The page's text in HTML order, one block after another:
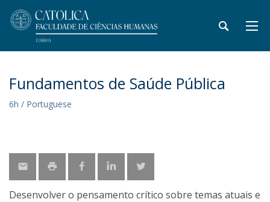
Fundamentos de Saúde Pública
6h / Portuguese
Desenvolver o pensamento crítico sobre temas atuais e